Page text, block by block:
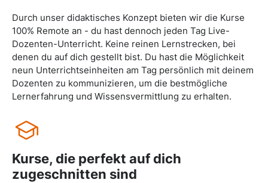
Durch unser didaktisches Konzept bieten wir die Kurse
100% Remote an - du hast dennoch jeden Tag Live-
Dozenten-Unterricht. Keine reinen Lernstrecken, bei
denen du auf dich gestellt bist. Du hast die Möglichkeit
neun Unterrichtseinheiten am Tag persönlich mit deinem
Dozenten zu kommunizieren, um die bestmögliche
Lernerfahrung und Wissensvermittlung zu erhalten.
Kurse, die perfekt auf dich
zugeschnitten sind